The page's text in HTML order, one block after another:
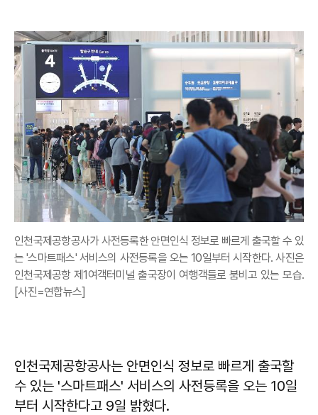
인천국제공항공사가 사전등록한 안면인식 정보로 빠르게 출국할 수 있
는 '스마트패스' 서비스의 사전등록을 오는 10일부터 시작한다. 사진은
인천국제공항 제1여객터미널 출국장이 여행객들로 붐비고 있는 모습.
[사진=연합뉴스]
인천국제공항공사는 안면인식 정보로 빠르게 출국할
수 있는 '스마트패스' 서비스의 사전등록을 오는 10일
부터 시작한다고 9일 밝혔다.